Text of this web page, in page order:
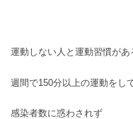
運動しない人と運動習慣があ
週間で150分以上の運動をし
感染者数に惑わされず